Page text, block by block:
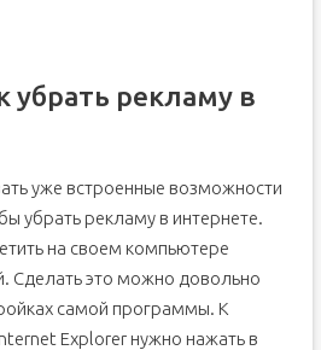
убрать рекламу в
уже встроенные возможности
убрать рекламу в интернете.
на своем компьютере
Сделать это можно довольно
самой программы. К
Explorer нужно нажать в